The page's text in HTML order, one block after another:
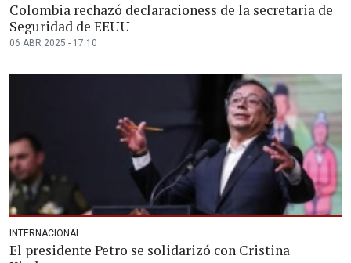
Colombia rechazó declaracioness de la secretaria de
Seguridad de EEUU
06 ABR 2025 - 17:10
INTERNACIONAL
El presidente Petro se solidarizó con Cristina